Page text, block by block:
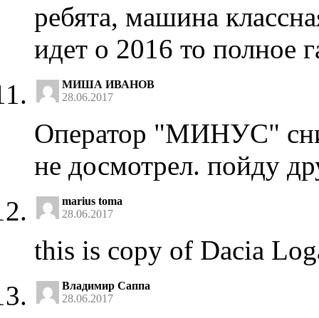
ребята, машина
идет о 2016 то полное
МИША ИВАНОВ
28.06.2017
Оператор "МИНУС"
не досмотрел. пойду
marius toma
28.06.2017
this is copy of Dacia
Владимир Саппа
28.06.2017